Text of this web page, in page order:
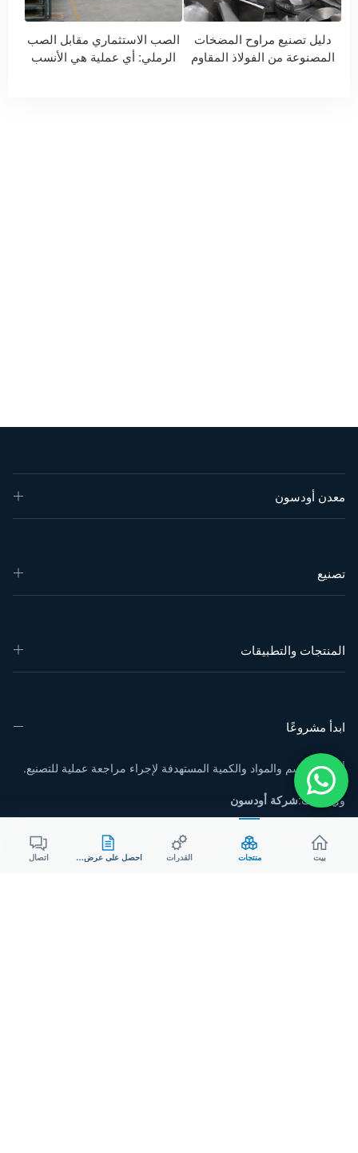
دليل تصنيع مراوح المضخات
المصنوعة من الفولاذ المقاوم
الصب الاستثماري مقابل الصب
الرملي: أي عملية هي الأنسب
معدن أودسون
تصنيع
المنتجات والتطبيقات
ابدأ مشروعًا
أرسل الرسم والمواد والكمية المستهدفة لإجراء مراجعة عملية للتصنيع.
وي تشات:شركة أودسون
البريد الإلكتروني: sales@aodson.com
بيت منتجات القدرات احصل على عرض سعر اتصال